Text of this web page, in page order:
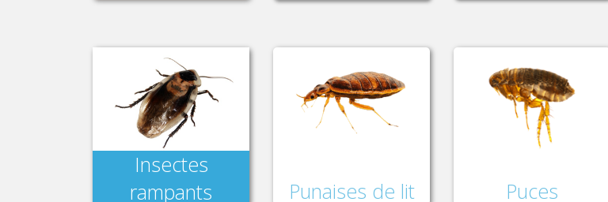
Insectes
rampants
Punaises de lit Puces